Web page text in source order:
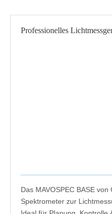
Professionelles
Das MAVOSPEC BASE
Spektrometer zur